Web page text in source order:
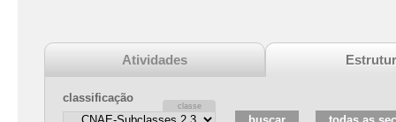
Atividades
classificação